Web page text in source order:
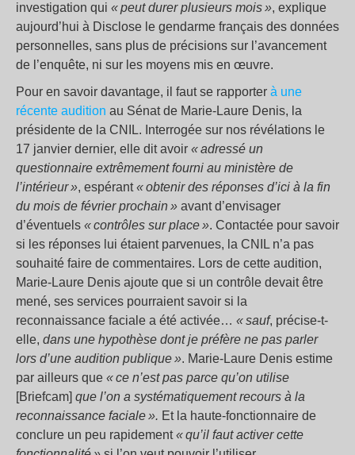
investigation qui « peut durer plusieurs mois », explique
aujourd’hui à Disclose le gendarme français des données
personnelles, sans plus de précisions sur l’avancement
de l’enquête, ni sur les moyens mis en œuvre.
Pour en savoir davantage, il faut se rapporter à une
récente audition au Sénat de Marie-Laure Denis, la
présidente de la CNIL. Interrogée sur nos révélations le
17 janvier dernier, elle dit avoir « adressé un
questionnaire extrêmement fourni au ministère de
l’intérieur », espérant« obtenir des réponses d’ici à la fin
du mois de février prochain » avant d’envisager
d’éventuels « contrôles sur place ». Contactée pour savoir
si les réponses lui étaient parvenues, la CNIL n’a pas
souhaité faire de commentaires. Lors de cette audition,
Marie-Laure Denis ajoute que si un contrôle devait être
mené, ses services pourraient savoir si la
reconnaissance faciale a été activée… « sauf, précise-t-
elle, dans une hypothèse dont je préfère ne pas parler
lors d’une audition publique ». Marie-Laure Denis estime
par ailleurs que « ce n’est pas parce qu’on utilise
[Briefcam] que l’on a systématiquement recours à la
reconnaissance faciale ». Et la haute-fonctionnaire de
conclure un peu rapidement« qu’il faut activer cette